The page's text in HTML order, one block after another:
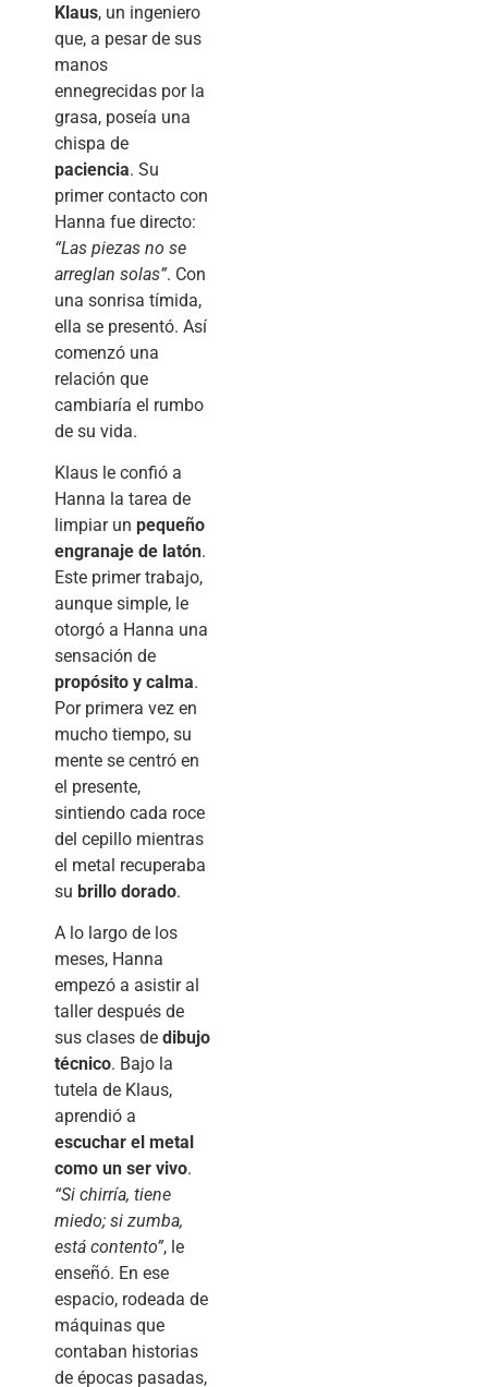
Klaus, un ingeniero
que, a pesar de sus
manos
ennegrecidas por la
grasa, poseía una
chispa de
paciencia. Su
primer contacto con
Hanna fue directo:
“Las piezas no se
arreglan solas”. Con
una sonrisa tímida,
ella se presentó. Así
comenzó una
relación que
cambiaría el rumbo
de su vida.
Klaus le confió a
Hanna la tarea de
limpiar un pequeño
engranaje de latón.
Este primer trabajo,
aunque simple, le
otorgó a Hanna una
sensación de
propósito y calma.
Por primera vez en
mucho tiempo, su
mente se centró en
el presente,
sintiendo cada roce
del cepillo mientras
el metal recuperaba
su brillo dorado.
A lo largo de los
meses, Hanna
empezó a asistir al
taller después de
sus clases de dibujo
técnico. Bajo la
tutela de Klaus,
aprendió a
escuchar el metal
como un ser vivo.
“Si chirría, tiene
miedo; si zumba,
está contento”, le
enseñó. En ese
espacio, rodeada de
máquinas que
contaban historias
de épocas pasadas,